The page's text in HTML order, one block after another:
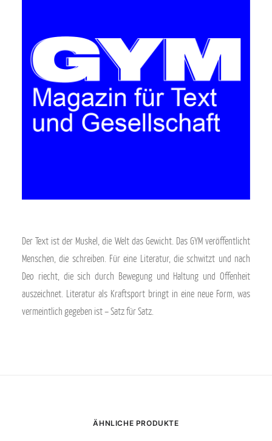
Der Text ist der Muskel, die Welt das Gewicht. Das GYM veröffentlicht
Menschen, die schreiben. Für eine Literatur, die schwitzt und nach
Deo riecht, die sich durch Bewegung und Haltung und Offenheit
auszeichnet. Literatur als Kraftsport bringt in eine neue Form, was
vermeintlich gegeben ist – Satz für Satz.
ÄHNLICHE PRODUKTE